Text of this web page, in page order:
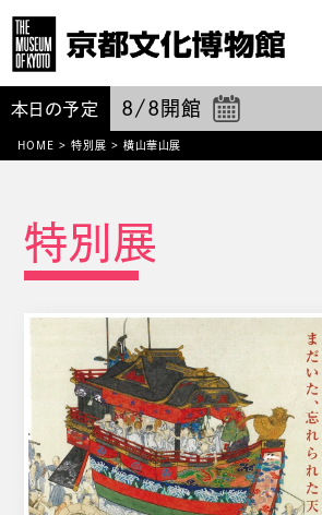
本日の予定 8/8 開館
HOME > 特別展 > 横山華山展